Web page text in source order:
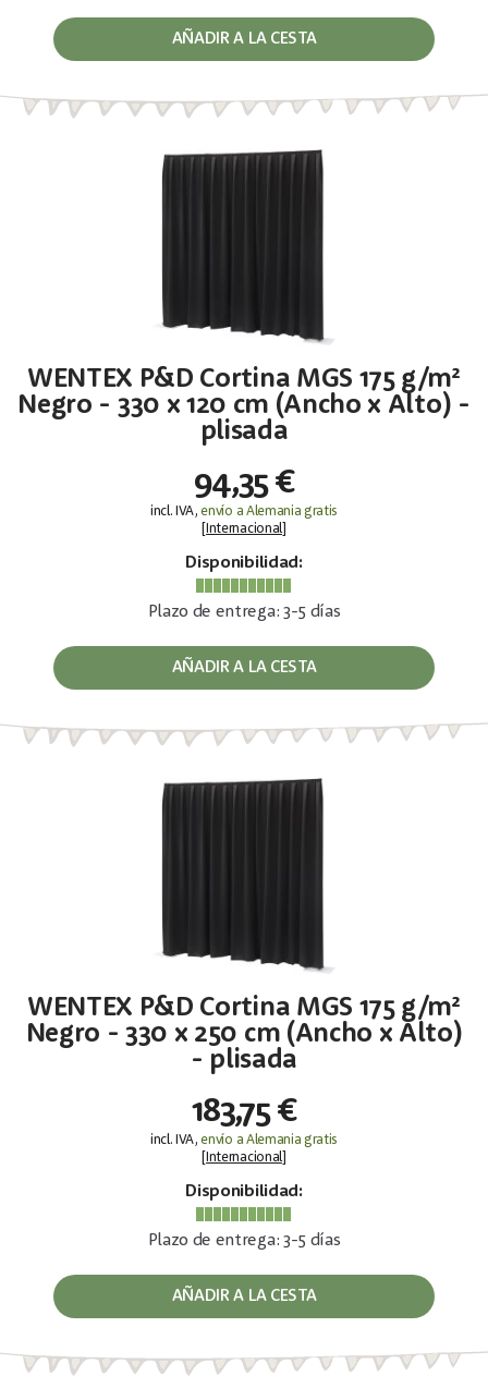
AÑADIR A LA CESTA
WENTEX P&D Cortina MGS 175 g/m²
Negro - 330 x 120 cm (Ancho x Alto) -
plisada
94,35 €
incl. IVA,envío a Alemania gratis
Internacional]
Disponibilidad:
Plazo de entrega: 3-5 días
AÑADIR A LA CESTA
WENTEX P&D Cortina MGS 175 g/m²
Negro - 330 x 250 cm (Ancho x Alto)
- plisada
183,75 €
incl. IVA,envío a Alemania gratis
Internacional]
Disponibilidad:
Plazo de entrega: 3-5 días
AÑADIR A LA CESTA